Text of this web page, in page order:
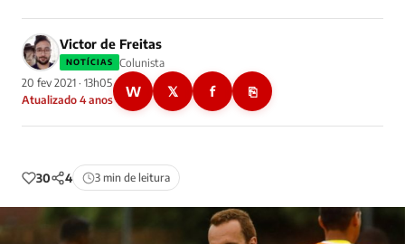
Victor de Freitas
NOTÍCIAS
Colunista
20 fev 2021 · 13h05
Atualizado 4 anos
W 𝕏 f ⎘
30 4 3 min de leitura